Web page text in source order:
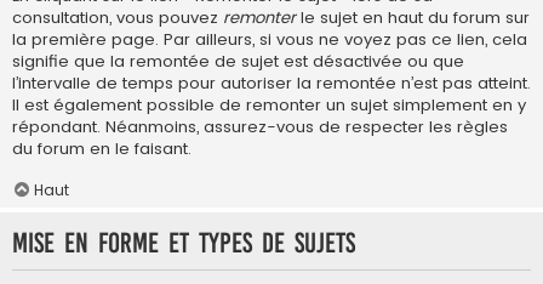
consultation, vous pouvez remonterle sujet en haut du forum sur
la première page. Par ailleurs, si vous ne voyez pas ce lien, cela
signifie que la remontée de sujet est désactivée ou que
l’intervalle de temps pour autoriser la remontée n’est pas atteint.
Il est également possible de remonter un sujet simplement en y
répondant. Néanmoins, assurez-vous de respecter les règles
du forum en le faisant.
Haut
Mise en forme et types de sujets